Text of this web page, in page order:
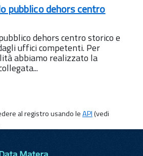
pubblico dehors centro
dehors centro storico e
uffici competenti. Per
abbiamo realizzato la
al registro usando leAPI(vedi